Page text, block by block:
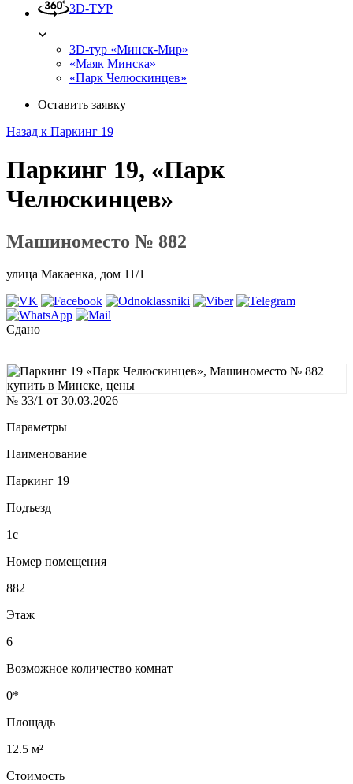
3D-ТУР
3D-тур «Минск-Мир»
«Маяк Минска»
«Парк Челюскинцев»
Оставить заявку
Назад к Паркинг 19
Паркинг 19, «Парк
Челюскинцев»
Машиноместо № 882
улица Макаенка, дом 11/1
Сдано
№ 33/1 от 30.03.2026
Параметры
Наименование
Паркинг 19
Подъезд
1с
Номер помещения
882
Этаж
6
Возможное количество комнат
0*
Площадь
12.5 м²
Стоимость